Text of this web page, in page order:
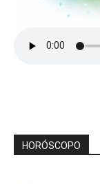
HORÓSCOPO